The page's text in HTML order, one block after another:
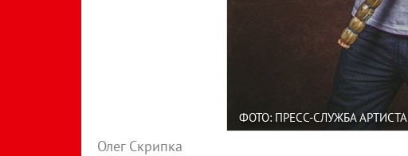
ФОТО: ПРЕСС-СЛУЖБА АРТИСТА
Олег Скрипка